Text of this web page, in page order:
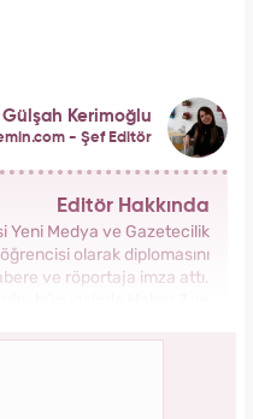
Gülşah Kerimoğlu
- Şef Editör
Editör Hakkında
Yeni Medya ve Gazetecilik
olarak diplomasını
ve röportaja imza attı.
bünyesinde Haber 7 ve
mesleğe ilk adımını attı.